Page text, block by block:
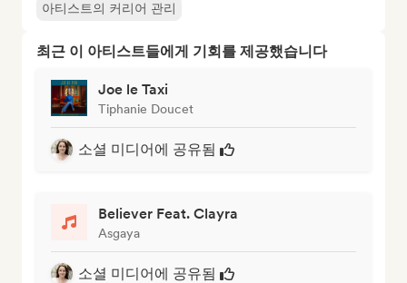
아티스트의 커리어 관리
최근 이 아티스트들에게 기회를 제공했습니다
Joe le Taxi
Tiphanie Doucet
소셜 미디어에 공유됨
Believer Feat. Clayra
Asgaya
소셜 미디어에 공유됨